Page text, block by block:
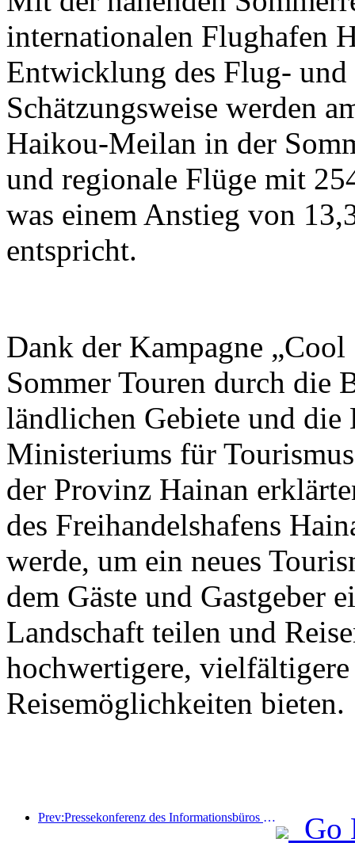
internationalen Flughafen
Entwicklung des Flug- und
Schätzungsweise werden
Haikou-Meilan in der
und regionale Flüge mit
was einem Anstieg von
entspricht.
Dank der Kampagne
Sommer Touren durch die
ländlichen Gebiete und die
Ministeriums für
der Provinz Hainan
des Freihandelshafens
werde, um ein neues
dem Gäste und Gastgeber
Landschaft teilen und
hochwertigere,
Reisemöglichkeiten bieten.
Prev:Pressekonferenz des Informationsbüros des Staatsrats: Die grenzüberschreitenden Reiseeinnahmen meines Landes stiegen im ersten Halbjahr dieses Jahres um 42 %
Go